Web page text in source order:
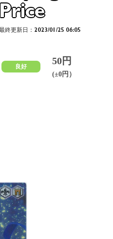
Price
終更新日：2023/01/25 06:05
良好
50円
(±0円）